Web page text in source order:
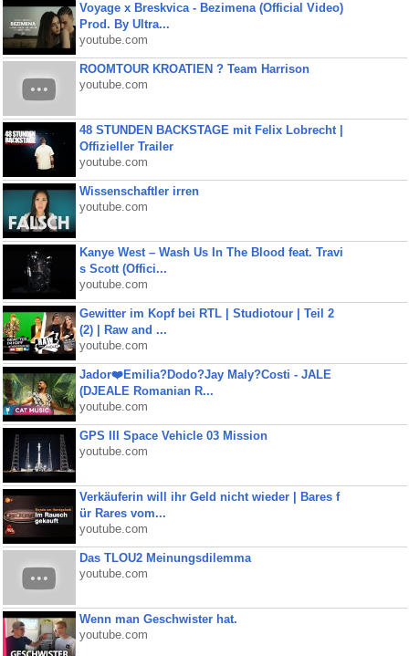
Voyage x Breskvica - Bezimena (Official Video)
Prod. By Ultra...
youtube.com
ROOMTOUR KROATIEN ? Team Harrison
youtube.com
48 STUNDEN BACKSTAGE mit Felix Lobrecht |
Offizieller Trailer
youtube.com
Wissenschaftler irren
youtube.com
Kanye West – Wash Us In The Blood feat. Travi
s Scott (Offici...
youtube.com
Gewitter im Kopf bei RTL | Studiotour | Teil 2
(2) | Raw and ...
youtube.com
Jador❤️Emilia?Dodo?Jay Maly?Costi - JALE
(DJEALE Romanian R...
youtube.com
GPS III Space Vehicle 03 Mission
youtube.com
Verkäuferin will ihr Geld nicht wieder | Bares f
ür Rares vom...
youtube.com
Das TLOU2 Meinungsdilemma
youtube.com
Wenn man Geschwister hat.
youtube.com